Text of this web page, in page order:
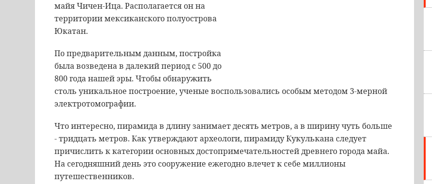
майя Чичен-Ица. Располагается он на
территории мексиканского полуострова
Юкатан.
По предварительным данным, постройка
была возведена в далекий период с 500 до
800 года нашей эры. Чтобы обнаружить
столь уникальное построение, ученые воспользовались особым методом 3-мерной
электротомографии.
Что интересно, пирамида в длину занимает десять метров, а в ширину чуть больше
- тридцать метров. Как утверждают археологи, пирамиду Кукулькана следует
причислить к категории основных достопримечательностей древнего города майа.
На сегодняшний день это сооружение ежегодно влечет к себе миллионы
путешественников.